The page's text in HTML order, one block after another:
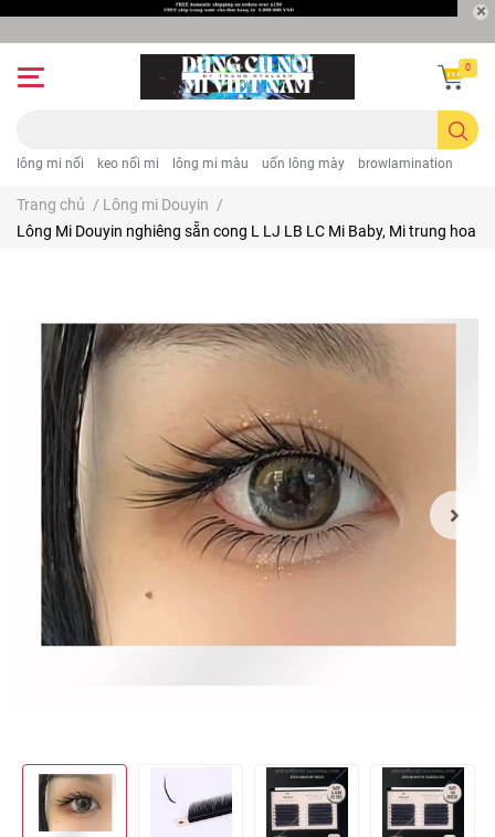
lông mi nối keo nối mi lông mi màu uốn lông mày browlamination
0
Trang chủ / Lông mi Douyin /
Lông Mi Douyin nghiêng sẵn cong L LJ LB LC Mi Baby, Mi trung hoa